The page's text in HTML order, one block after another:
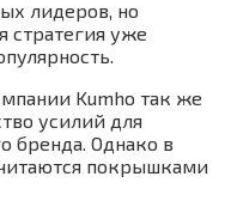
лидеров, но
стратегия уже
Kumho так же
усилий для
бренда. Однако в
покрышками